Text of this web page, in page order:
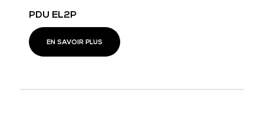
PDU EL2P
EN SAVOIR PLUS